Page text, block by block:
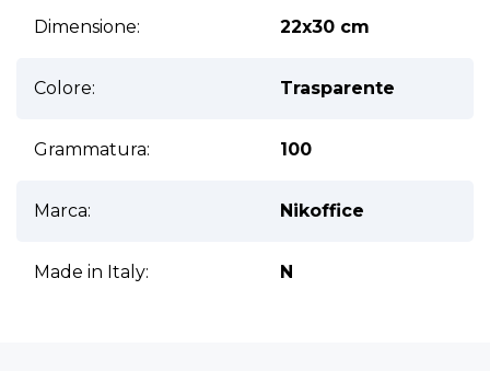
Dimensione: 22x30 cm
Colore: Trasparente
Grammatura: 100
Marca: Nikoffice
Made in Italy: N